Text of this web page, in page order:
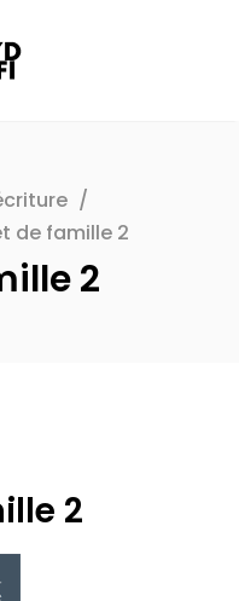
/
de famille 2
2
2